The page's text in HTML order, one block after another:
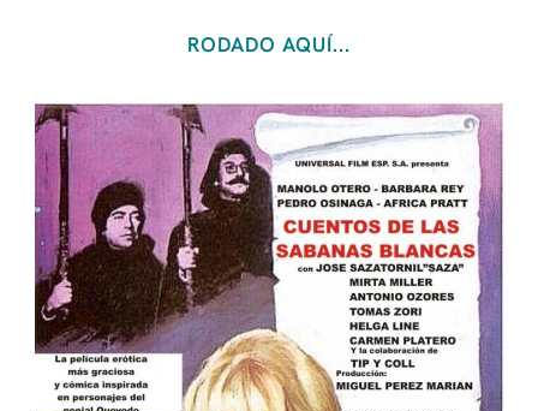
RODADO AQUÍ...